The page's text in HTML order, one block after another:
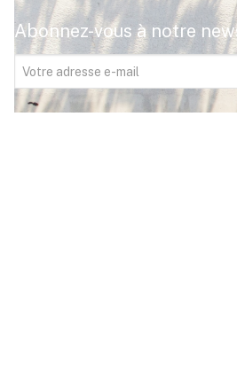
Abonnez-vous à notre